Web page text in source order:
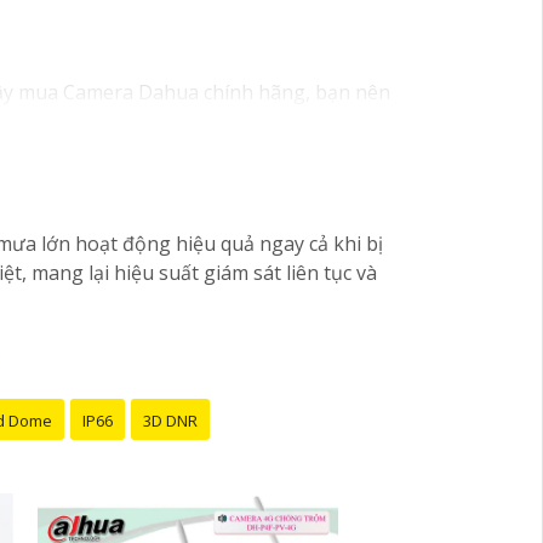
mua Camera Dahua chính hãng, bạn nên
phân giải cao, tính năng thông minh và độ
tử hoặc tại các cửa hàng điện tử.
lớn hoạt động hiệu quả ngay cả khi bị
mang lại hiệu suất giám sát liên tục và
Dome IP66 3D DNR